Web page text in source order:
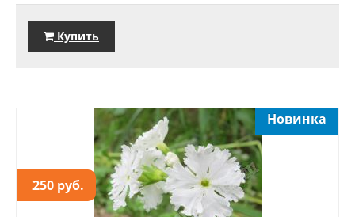
Купить
250 руб.
Новинка